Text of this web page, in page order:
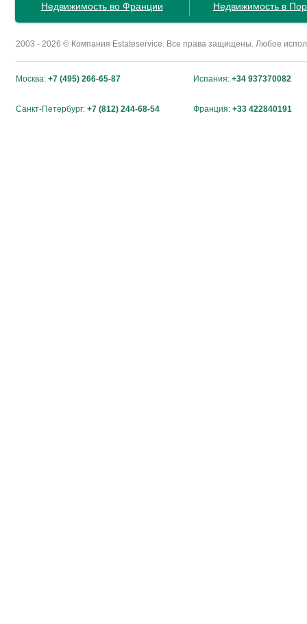
Недвижимость во Франции
Недвижимость в
2003 - 2026 © Компания Estateservice. Все права защищены. Любое
Москва: +7 (495) 266-65-87 Испания: +34 937370082
Санкт-Петербург: +7 (812) 244-68-54 Франция: +33 422840191